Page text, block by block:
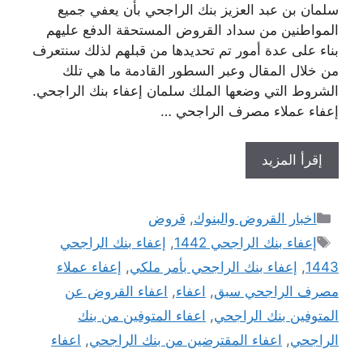
سلمان بن عبد العزيز بنك الراجحي بأن يعفي جميع
المواطنين من سداد القروض المستحقة الدفع عليهم
بناء على عدة أمور تم تحديدها من قبلهم لذلك سنتعرف
من خلال المقال وعبر السطور القادمة ما هي تلك
الشروط التي وضعها الملك سلمان إعفاء بنك الراجحي.
إعفاء عملاء مصرف الراجحي …
إقرأ المزيد
التصنيفات
اخبار القروض والبنوك, قروض
الوسوم
إعفاء بنك الراجحي 1442 , إعفاء بنك الراجحي
1443
, إعفاء بنك الراجحي بأمر ملكي, إعفاء عملاء
مصرف الراجحي سبق, اعفاء, اعفاء القروض عن
المتوفين بنك الراجحي, اعفاء المتوفين من بنك
الراجحي, اعفاء المقترضين من بنك الراجحي, اعفاء